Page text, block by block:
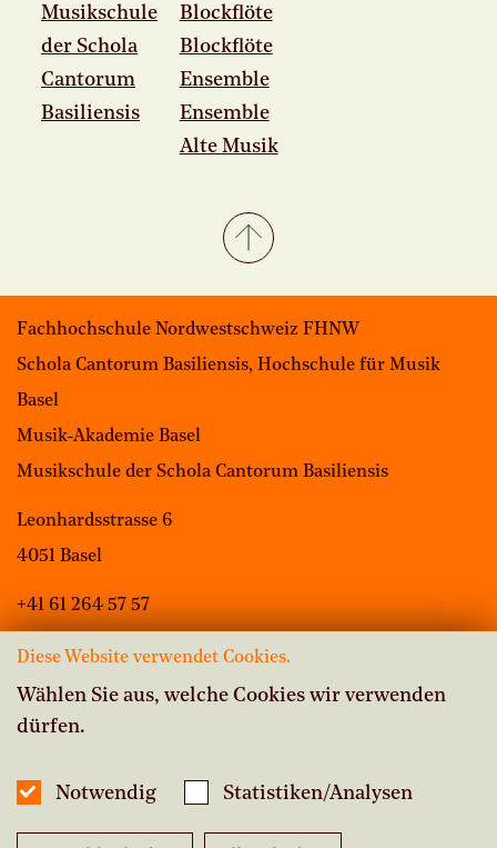
Musikschule
der Schola
Cantorum
Basiliensis
Blockflöte
Blockflöte
Ensemble
Ensemble
Alte Musik
Fachhochschule Nordwestschweiz FHNW
Schola Cantorum Basiliensis, Hochschule für Musik
Basel
Musik-Akademie Basel
Musikschule der Schola Cantorum Basiliensis
Leonhardsstrasse 6
4051 Basel
+41 61 264 57 57
Vacancies
Inside Studium
Diese Website verwendet Cookies.
Wählen Sie aus, welche Cookies wir verwenden
dürfen.
Notwendig Statistiken/Analysen